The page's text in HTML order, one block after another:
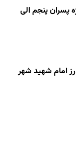
پنجم الی
امام شهید شهر